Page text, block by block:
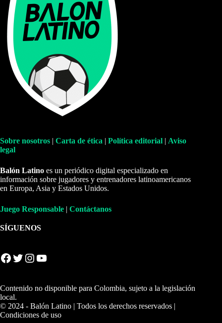
Sobre nosotros | Carta de ética | Política editorial | Aviso
legal
Balón Latino es un periódico digital especializado en
información sobre jugadores y entrenadores latinoamericanos
en Europa, Asia y Estados Unidos.
Juego Responsable | Contáctanos
SÍGUENOS
Facebook Twitter Instagram YouTube
Contenido no disponible para Colombia, sujeto a la legislación
local.
© 2024 - Balón Latino | Todos los derechos reservados |
Condiciones de uso